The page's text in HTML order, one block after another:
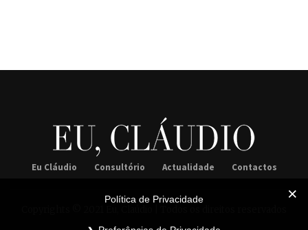
Eu Cláudio Consultório Actualidade Contactos
Política de Privacidade